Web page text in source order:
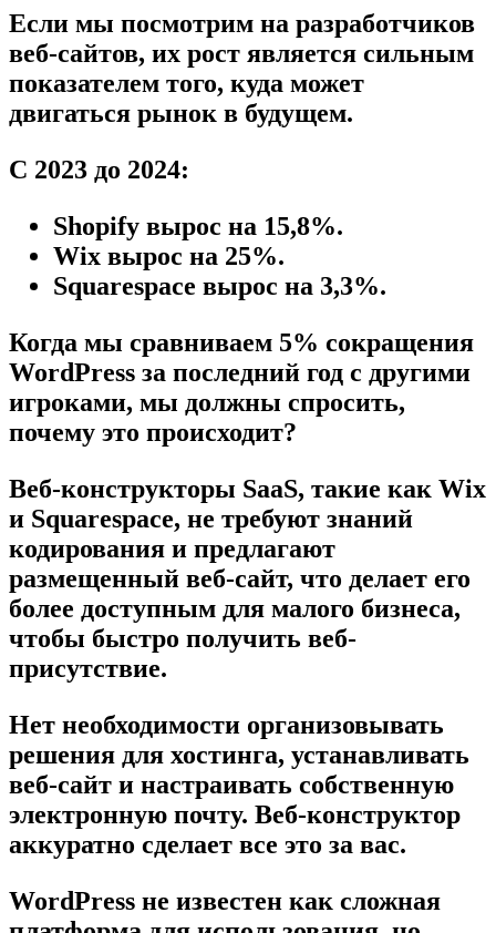
Если мы посмотрим на разработчиков
веб-сайтов, их рост является сильным
показателем того, куда может
двигаться рынок в будущем.
С 2023 до 2024:
Shopify вырос на 15,8%.
Wix вырос на 25%.
Squarespace вырос на 3,3%.
Когда мы сравниваем 5% сокращения
WordPress за последний год с другими
игроками, мы должны спросить,
почему это происходит?
Веб-конструкторы SaaS, такие как Wix
и Squarespace, не требуют знаний
кодирования и предлагают
размещенный веб-сайт, что делает его
более доступным для малого бизнеса,
чтобы быстро получить веб-
присутствие.
Нет необходимости организовывать
решения для хостинга, устанавливать
веб-сайт и настраивать собственную
электронную почту. Веб-конструктор
аккуратно сделает все это за вас.
WordPress не известен как сложная